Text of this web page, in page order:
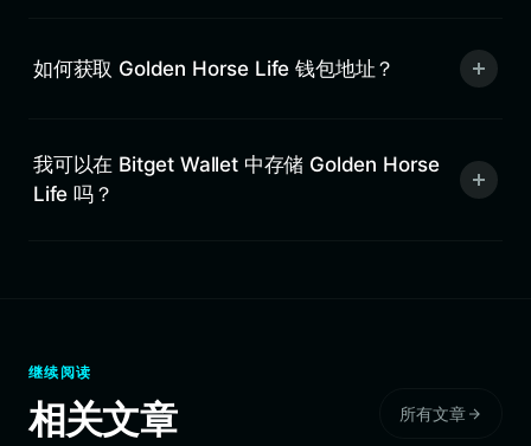
如何获取 Golden Horse Life 钱包地址？
我可以在 Bitget Wallet 中存储 Golden Horse
Life 吗？
继续阅读
相关文章 所有文章